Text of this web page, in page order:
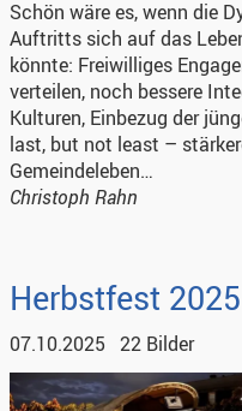
Schön wäre es, wenn die
Auftritts sich auf das
könnte: Freiwilliges
verteilen, noch bessere
Kulturen, Einbezug der
last, but not least –
Gemeindeleben…
Christoph Rahn
Herbstfest 2025
07.10.2025 22 Bilder